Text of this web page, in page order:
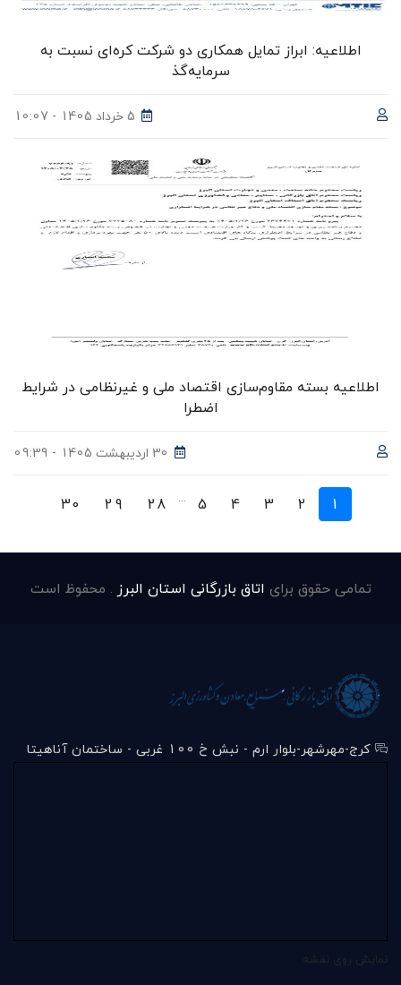
اطلاعیه: ابراز تمایل همکاری دو شرکت کره‌ای نسبت به
سرمایه‌گذ
5 خرداد 1405 - 10:07
اطلاعیه بسته مقاوم‌سازی اقتصاد ملی و غیرنظامی در شرایط
اضطرا
30 اردیبهشت 1405 - 09:39
1
2
3
4
5
...
28
29
30
تمامی حقوق برای اتاق بازرگانی استان البرز . محفوظ است
کرج-مهرشهر-بلوار ارم - نبش خ 100 غربی - ساختمان آناهیتا